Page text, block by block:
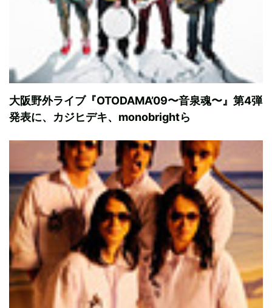
大阪野外ライブ『OTODAMA’09〜音泉魂〜』第4弾
発表に、カジヒデキ、monobrightら